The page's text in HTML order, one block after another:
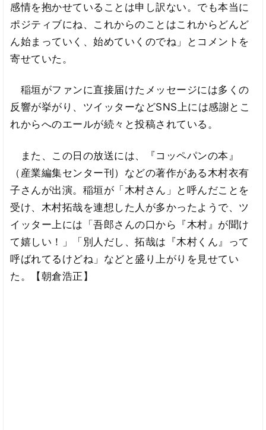
感情を抱かせていることは申し訳ない。でも本当に
ポジティブにね、これからのことはこれからどんど
ん始まっていく、始めていくのでね」とコメントを
寄せていた。
稲垣がファンに直接届けたメッセージには多くの
反響が挙がり、ツイッターなどSNS上には感謝とこ
れからへのエールが続々と投稿されている。
また、この日の放送には、『コッペパンの本』
（産業編集センター刊）などの著作がある木村衣有
子さんが出演。稲垣が「木村さん」と呼んだことを
受け、木村拓哉を連想した人が多かったようで、ツ
イッター上には「吾郎さんの口から『木村』が聞け
て嬉しい！」「別人だし、拓哉は『木村くん』って
呼ばれてるけどね」などと盛り上がりを見せてい
た。【朝倉浩正】